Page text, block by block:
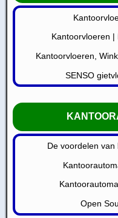
Kantoorvloeren |
Kantoorvloeren,
SENSO
De voordelen
Open